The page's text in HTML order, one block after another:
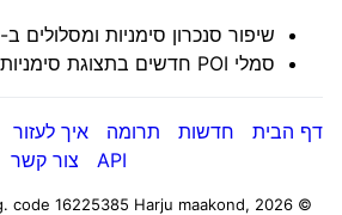
שיפור סנכרון סימניות ומסלולים ב-iCloud
סמלי POI חדשים בתצוגת סימניות
דף הבית חדשות תרומה איך לעזור
API
צור קשר
© 2026 Organic Maps OÜ, reg. code 16225385
Harju maakond,